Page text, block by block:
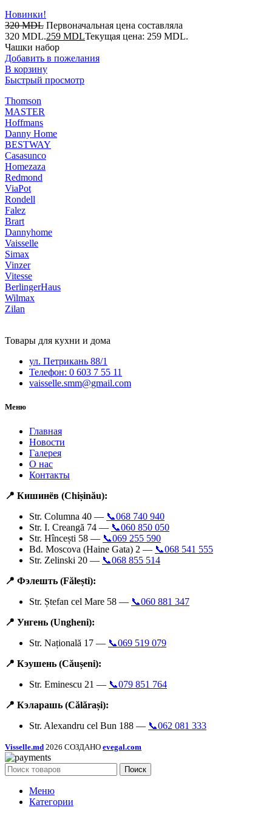
Новинки!
320MDL Первоначальная цена составляла
320 MDL.259 MDLТекущая цена: 259 MDL.
Чашки набор
Добавить в пожелания
В корзину
Быстрый просмотр
Thomson
MASTER
Hoffmans
Danny Home
BESTWAY
Casasunco
Homezaza
Redmond
ViaPot
Rondell
Falez
Brart
Dannyhome
Vaisselle
Simax
Vinzer
Vitesse
BerlingerHaus
Wilmax
Zilan
Товары для кухни и дома
ул. Петрикань 88/1
Телефон: 0 603 7 55 11
vaisselle.smm@gmail.com
Меню
Главная
Новости
Галерея
О нас
Контакты
📍 Кишинёв (Chișinău):
Str. Columna 40 — 📞068 740 940
Str. I. Creangă 74 — 📞060 850 050
Str. Hîncești 58 — 📞069 255 590
Bd. Moscova (Haine Gata) 2 — 📞068 541 555
Str. Zelinski 20 — 📞068 855 514
📍 Фэлешть (Fălești):
Str. Ștefan cel Mare 58 — 📞060 881 347
📍 Унгень (Ungheni):
Str. Națională 17 — 📞069 519 079
📍 Кэушень (Căușeni):
Str. Eminescu 21 — 📞079 851 764
📍 Кэларашь (Călărași):
Str. Alexandru cel Bun 188 — 📞062 081 333
Visselle.md 2026 СОЗДАНО evegal.com
Поиск
Меню
Категории